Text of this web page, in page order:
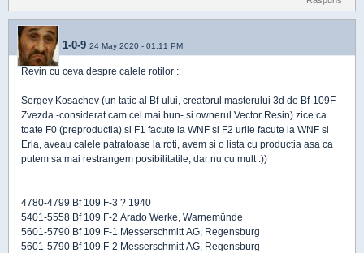
1-0-9 24 May 2020 - 01:11 PM
Revin cu ceva despre calele rotilor :
Sergey Kosachev (un tatic al Bf-ului, creatorul masterului 3d de Bf-109F
Zvezda -considerat cam cel mai bun- si ownerul Vector Resin) zice ca
toate F0 (preproductia) si F1 facute la WNF si F2 urile facute la WNF si
Erla, aveau calele patratoase la roti, avem si o lista cu productia asa ca
putem sa mai restrangem posibilitatile, dar nu cu mult :))
4780-4799 Bf 109 F-3 ? 1940
5401-5558 Bf 109 F-2 Arado Werke, Warnemünde
5601-5790 Bf 109 F-1 Messerschmitt AG, Regensburg
5601-5790 Bf 109 F-2 Messerschmitt AG, Regensburg